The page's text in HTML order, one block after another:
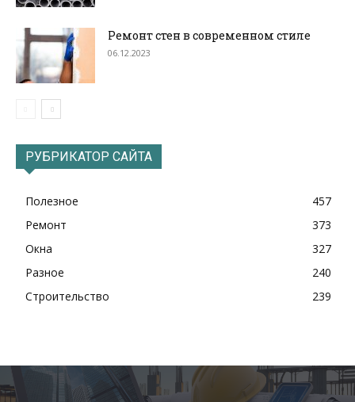
Ремонт стен в современном стиле
06.12.2023
РУБРИКАТОР САЙТА
Полезное
457
Ремонт
373
Окна
327
Разное
240
Строительство
239